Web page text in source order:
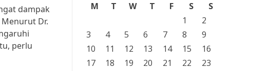
dampak
Dr.
perlu
M
T W T F S
S
1
2
3
4 5 6 7 8
9
10
11 12 13 14 15
16
17
18 19 20 21 22
23